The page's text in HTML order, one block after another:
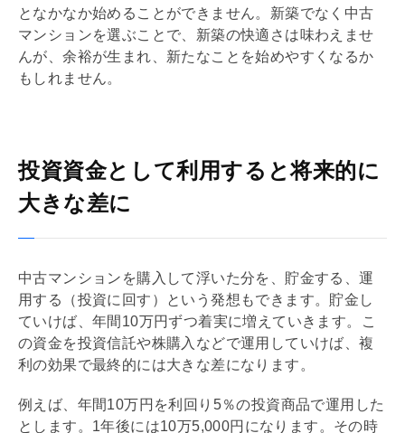
となかなか始めることができません。新築でなく中古
マンションを選ぶことで、新築の快適さは味わえませ
んが、余裕が生まれ、新たなことを始めやすくなるか
もしれません。
投資資金として利用すると将来的に
大きな差に
中古マンションを購入して浮いた分を、貯金する、運
用する（投資に回す）という発想もできます。貯金し
ていけば、年間10万円ずつ着実に増えていきます。こ
の資金を投資信託や株購入などで運用していけば、複
利の効果で最終的には大きな差になります。
例えば、年間10万円を利回り 5％の投資商品で運用した
とします。1年後には10万5,000円になります。その時